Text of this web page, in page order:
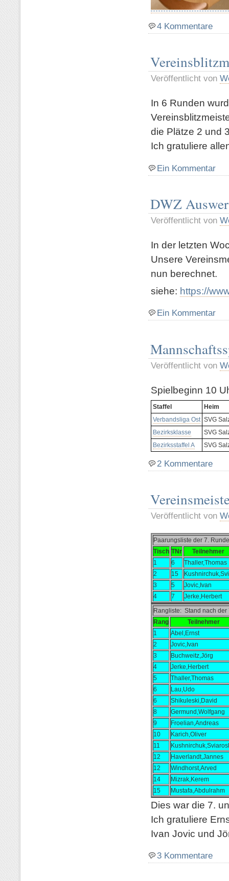
4 Kommentare
Veröffentlicht von
In 6 Runden
die Plätze 2 und
Ich gratuliere
Ein Kommentar
DWZ
Veröffentlicht von
In der letzten
Unsere
nun berechnet.
siehe: https://
Ein Kommentar
Veröffentlicht von
Spielbeginn 10
Staffel
Heim
Verbandsliga Ost SVG
Bezirksklasse
SVG
Bezirksstaffel A
SVG
2 Kommentare
Veröffentlicht von
Paarungsliste der 7.
Tisch TNr
Teilnehmer
1
6
Thaller,Thomas
2
15
3
5
Jovic,Ivan
4
7
Jerke,Herbert
Rangliste: Stand nach
Rang
Teilnehmer
1
Abel,Ernst
2
Jovic,Ivan
3
Buchweitz,Jörg
4
Jerke,Herbert
5
Thaller,Thomas
6
Lau,Udo
6
Shikuleski,David
8
Germund,Wolfgang
9
Froelian,Andreas
10
Karich,Oliver
11
12
Haverlandt,Jannes
12
Windhorst,Arved
14
Mizrak,Kerem
15
Mustafa,Abdulrahm
Dies war die 7.
Ich gratuliere
Ivan Jovic und
3 Kommentare